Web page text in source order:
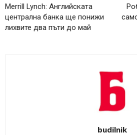
Merrill Lynch: Английската
централна банка ще понижи
лихвите два пъти до май
budilnik